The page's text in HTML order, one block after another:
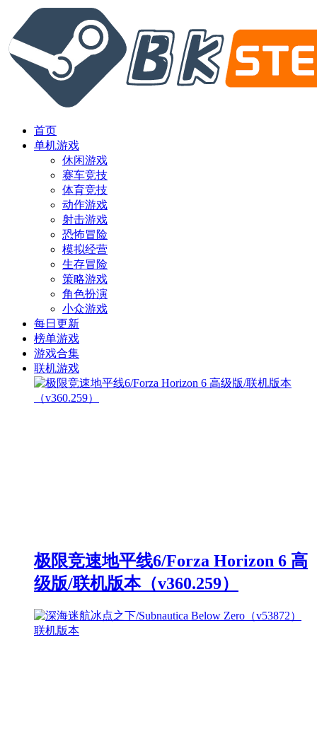
首页
单机游戏
休闲游戏
赛车竞技
体育竞技
动作游戏
射击游戏
恐怖冒险
模拟经营
生存冒险
策略游戏
角色扮演
小众游戏
每日更新
榜单游戏
游戏合集
联机游戏
极限竞速地平线6/Forza Horizon 6 高
级版/联机版本（v360.259）